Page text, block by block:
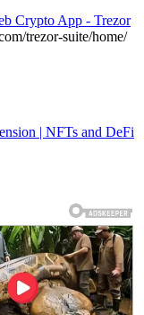
Crypto App - Trezor
trezor-suite/home/
| NFTs and DeFi